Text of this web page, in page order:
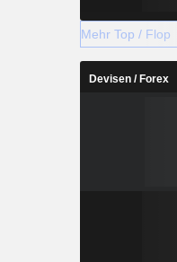
Mehr Top / Flop
Devisen / Forex